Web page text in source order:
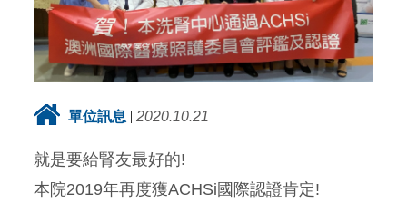
單位訊息 2020.10.21
就是要給腎友最好的!
本院2019年再度獲ACHSi國際認證肯定!